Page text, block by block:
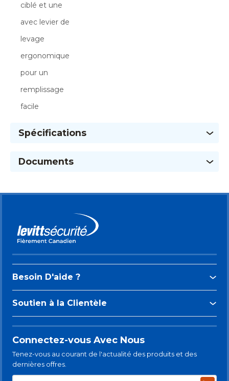
ciblé et une
avec levier de
levage
ergonomique
pour un
remplissage
facile
Spécifications
Documents
Besoin D'aide ?
Soutien à la Clientèle
Connectez-vous Avec Nous
Tenez-vous au courant de l'actualité des produits et des
dernières offres.